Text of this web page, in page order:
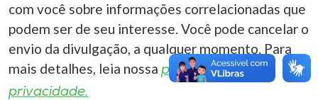
A-
com você sobre informações correlacionadas que
podem ser de seu interesse. Você pode cancelar o
envio da divulgação, a qualquer momento. Para
mais detalhes, leia nossa política de
privacidade.